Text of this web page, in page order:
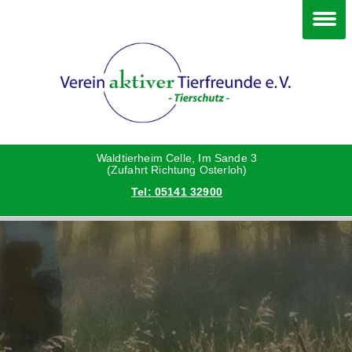
Waldtierheim Celle, Im Sande 3
(Zufahrt Richtung Osterloh)
Tel: 05141 32900
Katzen
Vermittlungshilfe privat
Grüße vom neuen Zuhause
Hunde
Kleintiere
Danke an die Helfer
Vorstand
Satzung